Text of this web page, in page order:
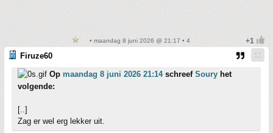
• maandag 8 juni 2026 @ 21:17 • 4
Firuze60
Op maandag 8 juni 2026 21:14schreef Soury het
volgende:
[..]
Zag er wel erg lekker uit.